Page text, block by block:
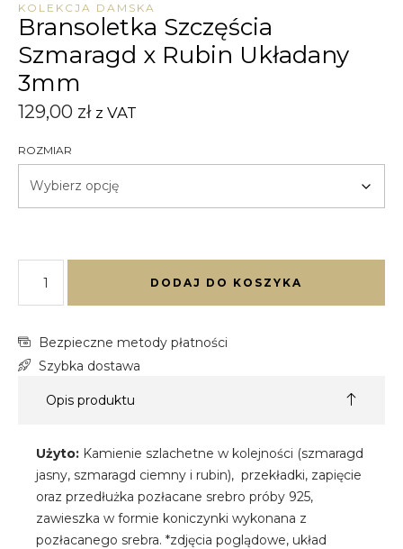
KOLEKCJA DAMSKA
Bransoletka Szczęścia
Szmaragd x Rubin Układany
3mm
129,00 zł z VAT
ROZMIAR
DODAJ DO KOSZYKA
Bezpieczne metody płatności
Szybka dostawa
Opis produktu
Użyto: Kamienie szlachetne w kolejności (szmaragd
jasny, szmaragd ciemny i rubin), przekładki, zapięcie
oraz przedłużka pozłacane srebro próby 925,
zawieszka w formie koniczynki wykonana z
pozłacanego srebra. *zdjęcia poglądowe, układ